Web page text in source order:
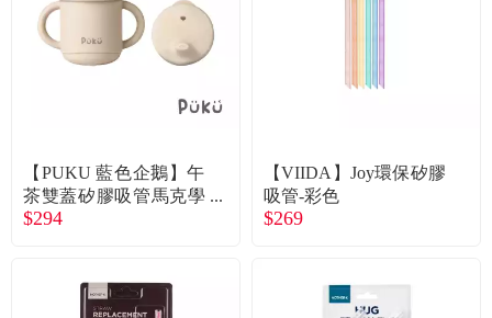
【PUKU 藍色企鵝】午
茶雙蓋矽膠吸管馬克學
習杯-200ml-杏桃
$294
【VIIDA】Joy環保矽膠
吸管-彩色
$269